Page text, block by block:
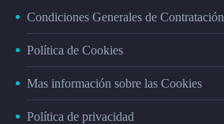
Condiciones Generales de Contratación
Política de Cookies
Mas información sobre las Cookies
Política de privacidad